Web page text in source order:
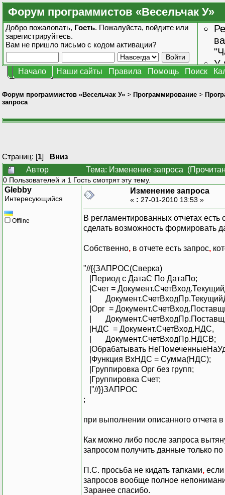
Форум программистов «Весельчак У»
Добро пожаловать, Гость. Пожалуйста, войдите или
зарегистрируйтесь.
Вам не пришло письмо с кодом активации?
У
Начало Наши сайты Правила Помощь Поиск
Форум программистов «Весельчак У» > Программирование >
запроса
Страниц: [1] Вниз
Автор
Тема: Изменение запроса
0 Пользователей и 1 Гость смотрят эту тему.
Glebby
Интересующийся
Offline
Изменение запроса
« : 27-01-2010 13:53 »
В регламентированных отчетах
сделать возможность формировать
Собственно, в отчете есть запрос,
"//{{ЗАПРОС(Сверка)
|Период с ДатаС По ДатаПо;
|Счет =
|
|Орг =
|
|НДС = Документ.СчетВход.НДС,
| Документ.СчетВходПр.НДСВ;
|Обрабатывать
|Функция ВхНДС = Сумма(НДС);
|Группировка Орг без групп;
|Группировка Счет;
|"//}}ЗАПРОС
;
при выполнении описанного отчета
Как можно либо после запроса
запросом получить данные только
П.С. просьба не кидать тапками,
запросов вообще полное
Заранее спасибо.